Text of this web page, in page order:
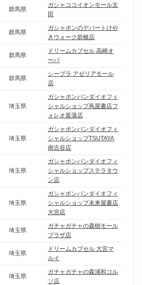
群馬県
ガシャココイオンモール太
田
群馬県
ガシャポンのデパートけや
きウォーク前橋店
群馬県
ドリームカプセル 高崎オ
ーパ
群馬県
シープラ アゼリアモール
店
埼玉県
ガシャポンバンダイオフィ
シャルショップ蔦屋書店フ
ォレオ菖蒲店
埼玉県
ガシャポンバンダイオフィ
シャルショップTSUTAYA
南古谷店
埼玉県
ガシャポンバンダイオフィ
シャルショップステラタウ
ン店
埼玉県
ガシャポンバンダイオフィ
シャルショップ未来屋書店
大宮店
埼玉県
ガチャガチャの森樹モール
プラザ店
埼玉県
ドリームカプセル 大宮マ
ルイ
埼玉県
ガチャガチャの森浦和コル
ソ店